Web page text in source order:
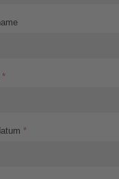
*
*